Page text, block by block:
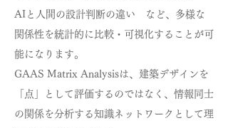
AIと人間の設計判断の違い など、多様な
関係性を統計的に比較・可視化することが可
能になります。
GAAS Matrix Analysisは、建築デザインを
「点」として評価するのではなく、情報同士
の関係を分析する知識ネットワークとして理